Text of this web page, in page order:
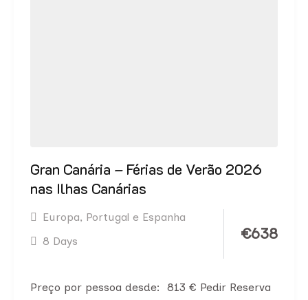
Gran Canária – Férias de Verão 2026
nas Ilhas Canárias
Europa, Portugal e Espanha
8 Days
€638
Preço por pessoa desde: 813 € Pedir Reserva